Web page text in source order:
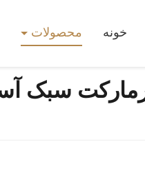
خونه محصولات